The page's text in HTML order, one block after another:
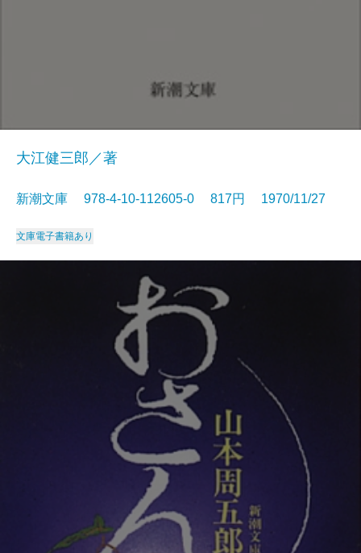
大江健三郎／著
新潮文庫 978-4-10-112605-0 817円 1970/11/27
文庫電子書籍あり